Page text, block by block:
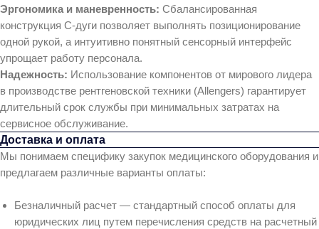
Эргономика и маневренность: Сбалансированная
конструкция С-дуги позволяет выполнять позиционирование
одной рукой, а интуитивно понятный сенсорный интерфейс
упрощает работу персонала.
Надежность: Использование компонентов от мирового лидера
в производстве рентгеновской техники (Allengers) гарантирует
длительный срок службы при минимальных затратах на
сервисное обслуживание.
Доставка и оплата
Мы понимаем специфику закупок медицинского оборудования и
предлагаем различные варианты оплаты:
Безналичный расчет — стандартный способ оплаты для
юридических лиц путем перечисления средств на расчетный